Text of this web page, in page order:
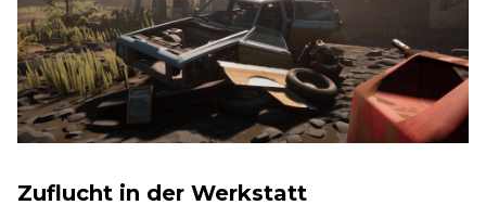
Zuflucht in der Werkstatt